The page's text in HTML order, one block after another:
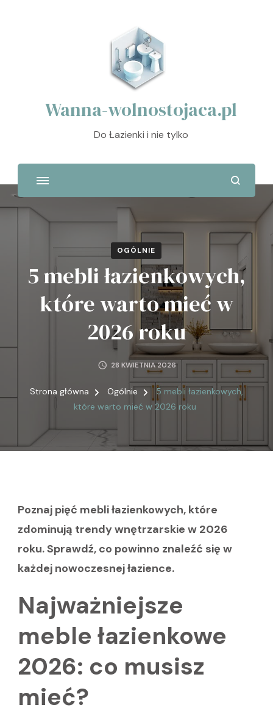
Wanna-wolnostojaca.pl
Do Łazienki i nie tylko
OGÓLNIE
5 mebli łazienkowych,
które warto mieć w
2026 roku
28 KWIETNIA 2026
Strona główna Ogólnie
5 mebli łazienkowych,
które warto mieć w 2026 roku
Poznaj pięć mebli łazienkowych, które
zdominują trendy wnętrzarskie w 2026
roku. Sprawdź, co powinno znaleźć się w
każdej nowoczesnej łazience.
Najważniejsze
meble łazienkowe
2026: co musisz
mieć?